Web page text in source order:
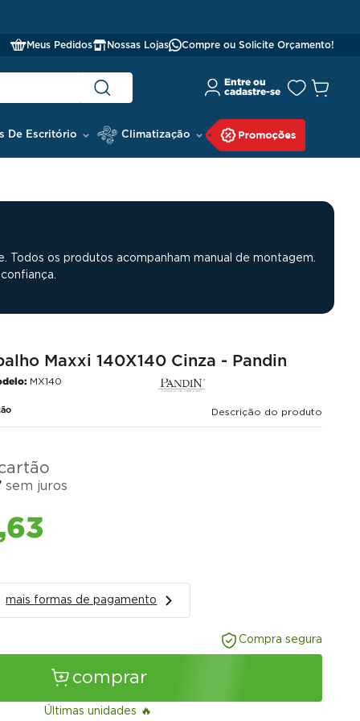
Meus Pedidos Nossas Lojas Compre ou Solicite Orçamento!
De Escritório Climatização
os produtos acompanham manual de montagem.
Maxxi 140X140 Cinza - Pandin
MX140
Descrição do produto
sem juros
63
mais formas de pagamento
Compra segura
comprar
Últimas unidades